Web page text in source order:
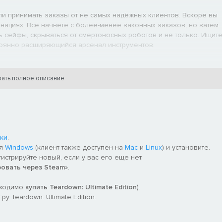
принимать заказы от не самых надёжных клиентов. Вскоре вы
Всё начнёте с более-менее законных заказов, но затем
сейфы, скрываться от смертоносных роботов и не только. Ищите
расширяющийся арсенал инструментов.
полное описание
.
Windows (клиент также доступен на Mac и Linux) и установите.
новый, если у вас его еще нет.
через Steam».
купить Teardown: Ultimate Edition).
Teardown: Ultimate Edition.